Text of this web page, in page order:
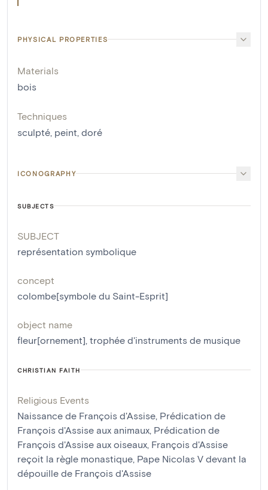
PHYSICAL PROPERTIES
Materials
bois
Techniques
sculpté, peint, doré
ICONOGRAPHY
SUBJECTS
SUBJECT
représentation symbolique
concept
colombe[symbole du Saint-Esprit]
object name
fleur[ornement], trophée d'instruments de musique
CHRISTIAN FAITH
Religious Events
Naissance de François d'Assise, Prédication de
François d'Assise aux animaux, Prédication de
François d'Assise aux oiseaux, François d'Assise
reçoit la règle monastique, Pape Nicolas V devant la
dépouille de François d'Assise